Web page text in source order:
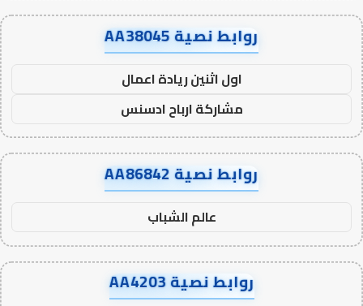
روابط نصية AA38045
اول اثنين ريادة اعمال
مشاركة ارباح ادسنس
روابط نصية AA86842
عالم الشباب
روابط نصية AA4203